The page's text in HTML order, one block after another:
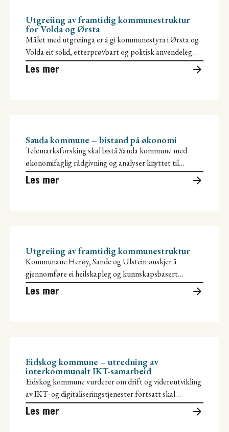
Utgreiing av framtidig kommunestruktur
for Volda og Ørsta
Målet med utgreiinga er å gi kommunestyra i Ørsta og
Volda eit solid, etterprøvbart og politisk anvendeleg
grunnlag for å
Les mer
Sauda kommune – bistand på økonomi
Telemarksforsking skal bistå Sauda kommune med
økonomifaglig rådgivning og analyser knyttet til
budsjett, økonomiplan og økonomioppfølging.
Les mer
Utgreiing av framtidig kommunestruktur
Kommunane Herøy, Sande og Ulstein ønskjer å
gjennomføre ei heilskapleg og kunnskapsbasert
utgreiing av ein mogleg ny framtidig kommunestruktur.
Kommunane
Les mer
Eidskog kommune – utredning av
interkommunalt IKT-samarbeid
Eidskog kommune vurderer om drift og videreutvikling
av IKT- og digitaliseringstjenester fortsatt skal
organiseres i egenregi, eller om hele/deler av
Les mer